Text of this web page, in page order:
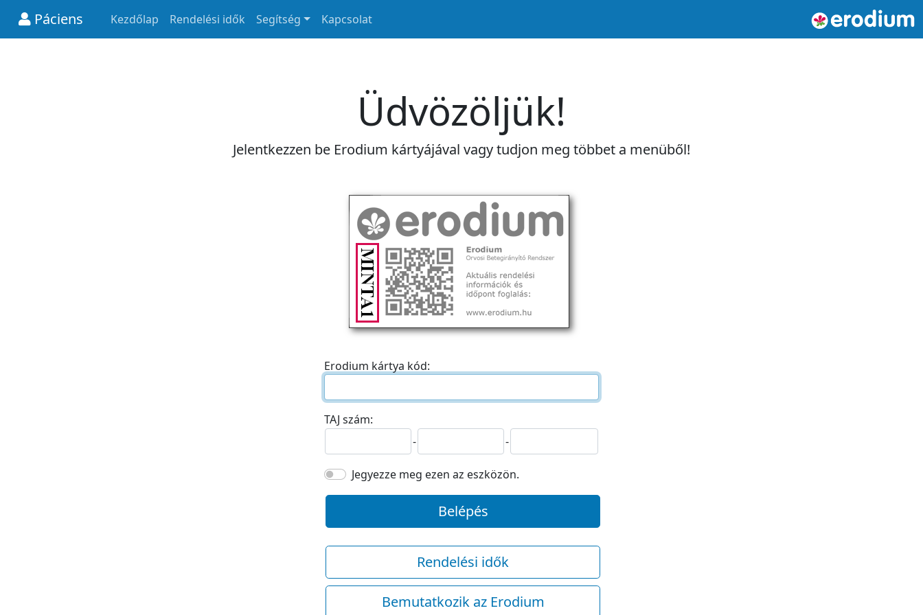
Páciens Kezdőlap Rendelési idők Segítség Kapcsolat
Üdvözöljük!
Jelentkezzen be Erodium kártyájával vagy tudjon meg többet a menüből!
Erodium kártya kód:
TAJ szám:
-
-
Jegyezze meg ezen az eszközön.
Belépés
Rendelési idők
Bemutatkozik az Erodium